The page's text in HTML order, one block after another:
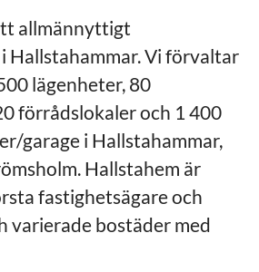
allmännyttigt
Hallstahammar. Vi förvaltar
lägenheter, 80
förrådslokaler och 1 400
garage i Hallstahammar,
Hallstahem är
fastighetsägare och
varierade bostäder med